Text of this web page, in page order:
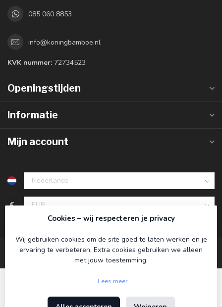
085 060 8853
info@koningbamboe.nl
KVK nummer: 72734523
Openingstijden
Informatie
Mijn account
€
Cookies – wij respecteren je privacy
Wij gebruiken cookies om de site goed te laten werken en je
ervaring te verbeteren. Extra cookies gebruiken we alleen
met jouw toestemming.
Lees meer